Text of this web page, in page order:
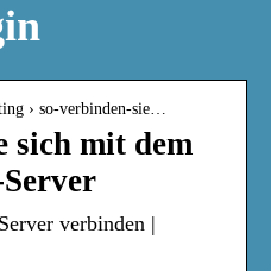
› so-verbinden-sie…
sich mit dem
verbinden |